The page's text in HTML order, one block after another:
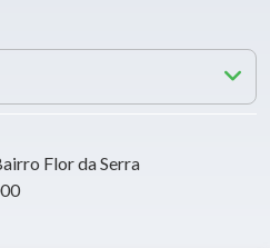
Flor da Serra